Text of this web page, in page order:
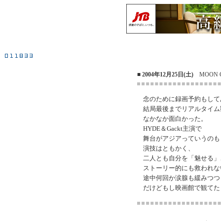
■ 2004年12月25日(土) MOON
念のために録画予約もし
結局最後までリアルタイ
なかなか面白かった。
HYDE＆Gackt主演で
舞台がアジアっていうの
演技はともかく、
二人とも自分を「魅せる
ストーリー的にも救われ
途中何回か涙腺も緩みつ
だけどもし映画館で観て